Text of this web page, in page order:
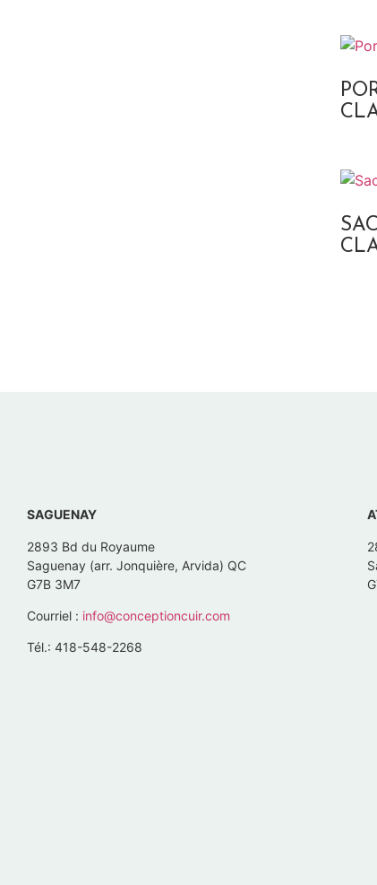
SAGUENAY
2893 Bd du Royaume
Saguenay (arr. Jonquière, Arvida) QC
G7B 3M7
Courriel : info@conceptioncuir.com
Tél.: 418-548-2268